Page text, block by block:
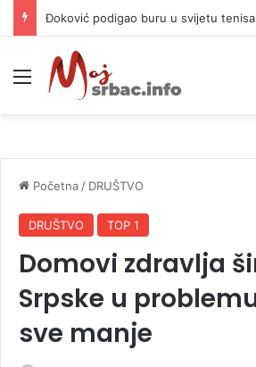
APIF izgubio spor sa komšijama, mora
Meni
Početna / DRUŠTVO
DRUŠTVO TOP 1
Domovi zdravlja
Srpske u
sve manje